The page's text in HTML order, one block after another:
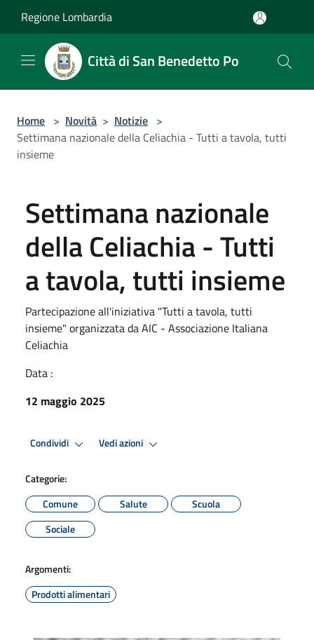
Regione Lombardia
Città di San Benedetto Po
Home > Novità > Notizie >
Settimana nazionale della Celiachia - Tutti a tavola, tutti
insieme
Settimana nazionale
della Celiachia - Tutti
a tavola, tutti insieme
Partecipazione all'iniziativa "Tutti a tavola, tutti
insieme" organizzata da AIC - Associazione Italiana
Celiachia
Data :
12 maggio 2025
Condividi Vedi azioni
Categorie:
Comune
Salute
Scuola
Sociale
Argomenti:
Prodotti alimentari